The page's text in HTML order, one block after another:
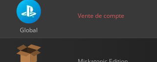
Global
Vente de compte